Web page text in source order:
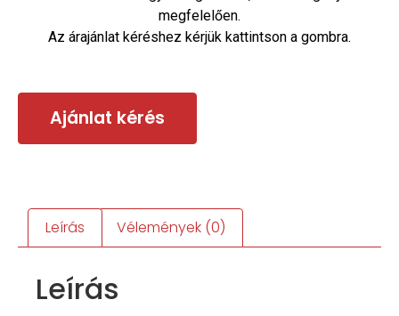
megfelelően.
Az árajánlat kéréshez kérjük kattintson a gombra.
Ajánlat kérés
Leírás Vélemények (0)
Leírás